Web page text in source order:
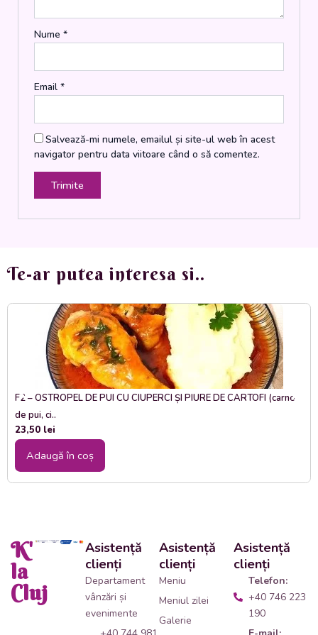
Nume *
Email *
Salvează-mi numele, emailul și site-ul web în acest
navigator pentru data viitoare când o să comentez.
Te-ar putea interesa si..
F2 – OSTROPEL DE PUI CU CIUPERCI ȘI PIURE DE CARTOFI (carne
de pui, ci..
23,50 lei
Adaugă în coș
K'
la
Cluj
Asistență
clienți
Departament
vânzări și
evenimente
Asistență
clienți
Meniu
Meniul zilei
Galerie
Asistență
clienți
Telefon:
+40 746 223
190